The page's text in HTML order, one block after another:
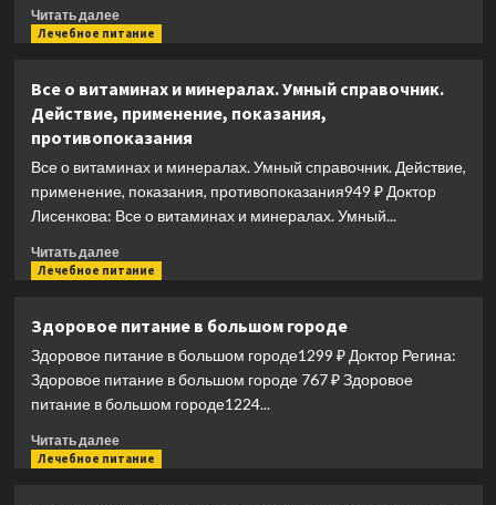
все
равно,
врач
Читать далееПрочитать
больше
смерти.
Нацистские
и
экспериментов
над
и
мертвыми
Лечебное питание
Все о витаминах и минералах. Умный справочник.
Действие, применение, показания,
противопоказания
Все о витаминах и минералах. Умный справочник. Действие,
применение, показания, противопоказания949 ₽ Доктор
Лисенкова: Все о витаминах и минералах. Умный...
Читать далееПрочитать
больше
о
витаминах
и
справочник.
Действие,
Лечебное питание
Здоровое питание в большом городе
Здоровое питание в большом городе1299 ₽ Доктор Регина:
Здоровое питание в большом городе 767 ₽ Здоровое
питание в большом городе1224...
Читать далееПрочитать
больше
Лечебное питание